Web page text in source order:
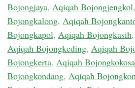
Bojongjaya, Aqiqah Bojongjengkol,
Bojongkalong, Aqiqah
Bojongkapol, Aqiqah Bojongkasih,
Aqiqah Bojongkeding, Aqiqah
Bojongkerta, Aqiqah
Bojongkondang, Aqiqah